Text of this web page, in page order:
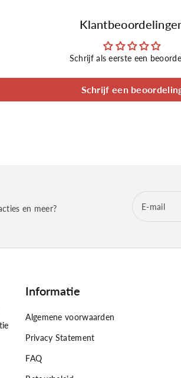
Schrijf als eerste een
Schrijf een
en meer?
E‑mail
Informatie
Algemene voorwaarden
Privacy Statement
FAQ